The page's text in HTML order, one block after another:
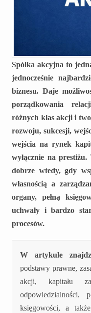
Spółka akcyjna to
jednocześnie
biznesu. Daje
porządkowania
różnych klas akcji i
rozwoju, sukcesji,
wejścia na rynek
wyłącznie na
dobrze wtedy, gdy
własnością a
organy, pełną
uchwały i bardzo
procesów.
W artykule
podstawy prawne,
akcji, kapitału
księgowości, a